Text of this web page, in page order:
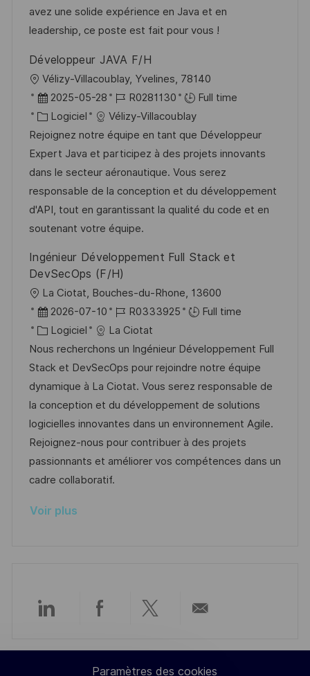
t
i
n
f
i
a
g
e
c
e
u
p
o
s
t
e
i
e
avez une solide expérience en Java et en
leadership, ce poste est fait pour vous !
Développeur JAVA F/H
o
c
a
l
i
s
a
t
o
Vélizy-Villacoublay, Yvelines, 78140
D
a
t
e
d
’
a
f
i
a
2025-05-28
R
é
f
é
r
e
n
c
d
o
e
R0281130
Full time
C
a
t
é
g
o
r
e
Logiciel
Vélizy-Villacoublay
Rejoignez notre équipe en tant que Développeur
Expert Java et participez à des projets innovants
dans le secteur aéronautique. Vous serez
responsable de la conception et du développement
d'API, tout en garantissant la qualité du code et en
soutenant votre équipe.
Ingénieur Développement Full Stack et
DevSecOps (F/H)
o
c
a
l
i
s
a
t
i
o
La Ciotat, Bouches-du-Rhone, 13600
D
a
t
e
d
a
f
f
i
h
2026-07-10
R
é
f
é
r
e
n
c
e
R0333925
Full time
C
a
t
é
g
o
r
i
e
Logiciel
La Ciotat
Nous recherchons un Ingénieur Développement Full
Stack et DevSecOps pour rejoindre notre équipe
dynamique à La Ciotat. Vous serez responsable de
la conception et du développement de solutions
logicielles innovantes dans un environnement Agile.
Rejoignez-nous pour contribuer à des projets
passionnants et améliorer vos compétences dans un
cadre collaboratif.
Voir plus
Partager
via
Partager
via
Partager
via
par
Paramètres des cookies